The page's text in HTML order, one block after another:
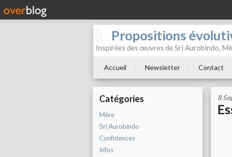
Propositions
Inspirées des œuvres de Sri Aurobindo,
Accueil Newsletter Contact
Catégories
Mère
Sri Aurobindo
Confidences
Infos
8